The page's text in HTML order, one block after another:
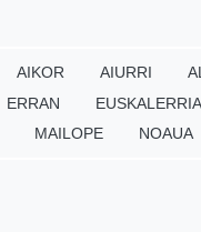
AIKOR AIURRI
ERRAN
MAILOPE NOAUA